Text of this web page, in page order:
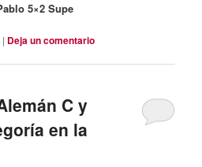
5×2 Supe
| Deja un comentario
C y
en la